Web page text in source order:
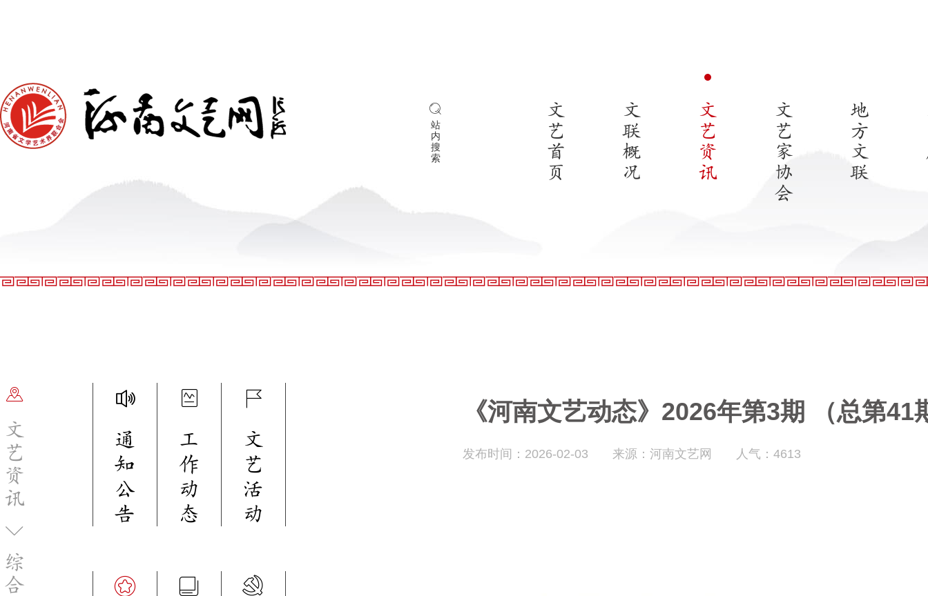
站
内
搜
索
文
艺
首
页
文
联
概
况
文
艺
资
讯
文
艺
家
协
会
地
方
文
联
文
艺
资
讯
综
合
通
知
公
告
工
作
动
态
文
艺
活
动
《河南文艺动态》2026年第3期 （总第41
发布时间：2026-02-03 来源：河南文艺网 人气：4613